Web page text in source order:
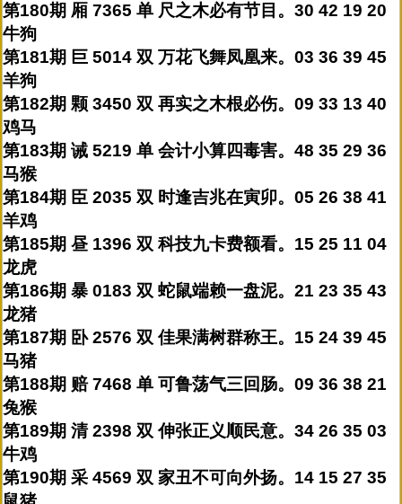
第180期 厢 7365 单 尺之木必有节目。30 42 19 20
牛狗
第181期 巨 5014 双 万花飞舞凤凰来。03 36 39 45
羊狗
第182期 颗 3450 双 再实之木根必伤。09 33 13 40
鸡马
第183期 诫 5219 单 会计小算四毒害。48 35 29 36
马猴
第184期 臣 2035 双 时逢吉兆在寅卯。05 26 38 41
羊鸡
第185期 昼 1396 双 科技九卡费额看。15 25 11 04
龙虎
第186期 暴 0183 双 蛇鼠端赖一盘泥。21 23 35 43
龙猪
第187期 卧 2576 双 佳果满树群称王。15 24 39 45
马猪
第188期 赔 7468 单 可鲁荡气三回肠。09 36 38 21
兔猴
第189期 清 2398 双 伸张正义顺民意。34 26 35 03
牛鸡
第190期 采 4569 双 家丑不可向外扬。14 15 27 35